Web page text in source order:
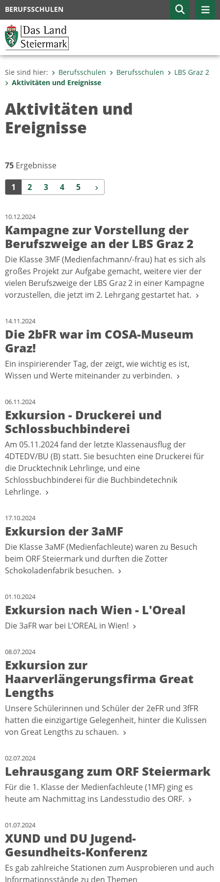
BERUFSSCHULEN
Sie sind hier: Berufsschulen Berufsschulen
LBS Graz 2
Aktivitäten und Ereignisse
Aktivitäten und
Ereignisse
75 Ergebnisse
1 2 3 4 5 Weiter
10.12.2024
Kampagne zur Vorstellung der
Berufszweige an der LBS Graz 2
Die Klasse 3MF (Medienfachmann/-frau) hat es sich als
großes Projekt zur Aufgabe gemacht, weitere vier der
vielen Berufszweige der LBS Graz 2 in einer Kampagne
vorzustellen, die jetzt im 2. Lehrgang gestartet hat.
14.11.2024
Die 2bFR war im COSA-Museum
Graz!
Ein inspirierender Tag, der zeigt, wie wichtig es ist,
Wissen und Werte miteinander zu verbinden.
06.11.2024
Exkursion - Druckerei und
Schlossbuchbinderei
Am 05.11.2024 fand der letzte Klassenausflug der
4DTEDV/BU (B) statt. Sie besuchten eine Druckerei für
die Drucktechnik Lehrlinge, und eine
Schlossbuchbinderei für die Buchbindetechnik
Lehrlinge.
17.10.2024
Exkursion der 3aMF
Die Klasse 3aMF (Medienfachleute) waren zu Besuch
beim ORF Steiermark und durften die Zotter
Schokoladenfabrik besuchen.
01.10.2024
Exkursion nach Wien - L'Oreal
Die 3aFR war bei L‘OREAL in Wien!
08.07.2024
Exkursion zur
Haarverlängerungsfirma Great
Lengths
Unsere Schülerinnen und Schüler der 2eFR und 3fFR
hatten die einzigartige Gelegenheit, hinter die Kulissen
von Great Lengths zu schauen.
02.07.2024
Lehrausgang zum ORF Steiermark
Für die 1. Klasse der Medienfachleute (1MF) ging es
heute am Nachmittag ins Landesstudio des ORF.
01.07.2024
XUND und DU Jugend-
Gesundheits-Konferenz
Es gab zahlreiche Stationen zum Ausprobieren und auch
Informationsstände zu den Themen